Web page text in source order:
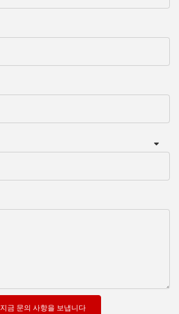
지금 문의 사항을 보냅니다